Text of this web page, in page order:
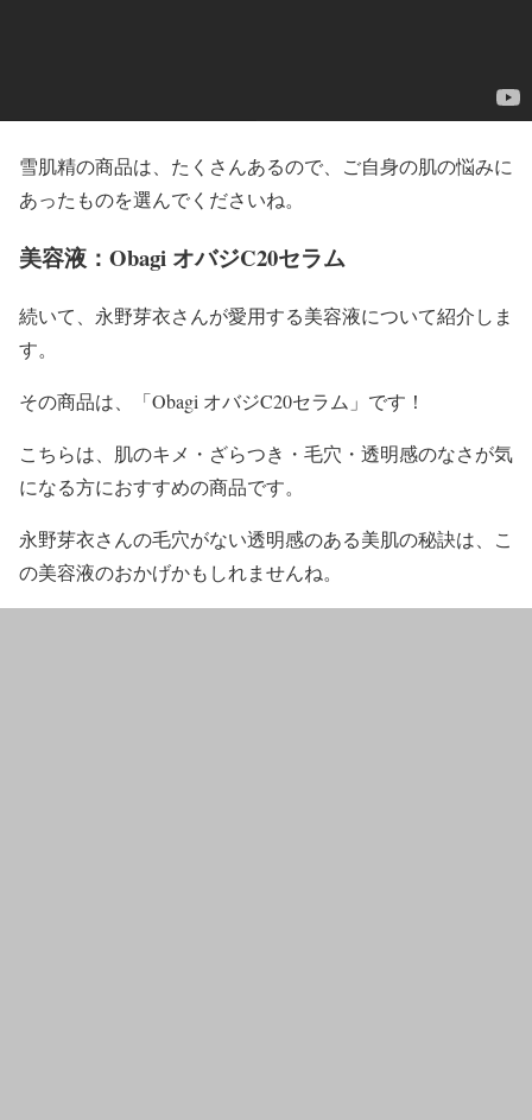
雪肌精の商品は、たくさんあるので、ご自身の肌の悩みに
あったものを選んでくださいね。
美容液：Obagi オバジC20セラム
続いて、 永野芽衣さんが愛用する美容液について紹介しま
す。
その商品は、 「Obagi オバジC20セラム」 です！
こちらは、 肌のキメ・ざらつき・毛穴・透明感のなさが気
になる方におすすめの商品です。
永野芽衣さんの毛穴がない透明感のある美肌の秘訣は、こ
の美容液のおかげかもしれませんね。